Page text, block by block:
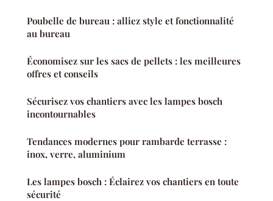
Poubelle de bureau : alliez style et fonctionnalité
au bureau
Économisez sur les sacs de pellets : les meilleures
offres et conseils
Sécurisez vos chantiers avec les lampes bosch
incontournables
Tendances modernes pour rambarde terrasse :
inox, verre, aluminium
Les lampes bosch : Éclairez vos chantiers en toute
sécurité